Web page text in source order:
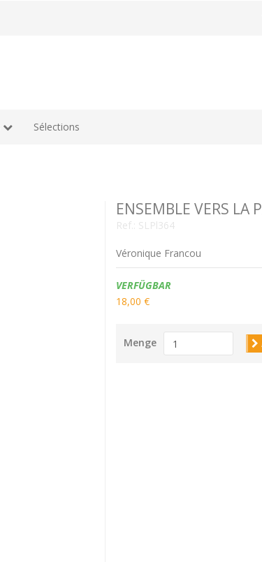
Sélections
ENSEMBLE VERS LA
Ref.: SLPl364
Véronique Francou
Verfügbarkeit:
VERFÜGBAR
18,00 €
Menge